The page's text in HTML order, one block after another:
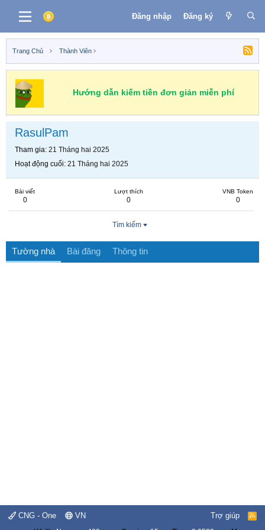
Đăng nhập Đăng ký
Trang Chủ Thành Viên
Hướng dẫn kiếm tiền đơn giản miễn phí
RasulPam
Tham gia 21 Tháng hai 2025
Hoạt động cuối 21 Tháng hai 2025
Bài viết
0
Lượt thích
0
VNB Token
0
Tìm kiếm
Tường nhà Bài đăng Thông tin
CNG - One VN Trợ giúp
R